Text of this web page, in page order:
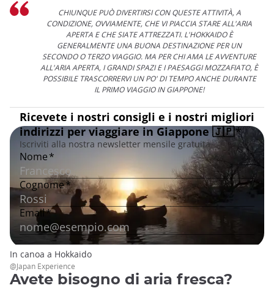
CHIUNQUE PUÒ DIVERTIRSI CON QUESTE ATTIVITÀ, A
CONDIZIONE, OVVIAMENTE, CHE VI PIACCIA STARE ALL'ARIA
APERTA E CHE SIATE ATTREZZATI. L'HOKKAIDO È
GENERALMENTE UNA BUONA DESTINAZIONE PER UN
SECONDO O TERZO VIAGGIO. MA PER CHI AMA LE AVVENTURE
ALL'ARIA APERTA, I GRANDI SPAZI E I PAESAGGI MOZZAFIATO, È
POSSIBILE TRASCORRERVI UN PO' DI TEMPO ANCHE DURANTE
IL PRIMO VIAGGIO IN GIAPPONE!
Avete bisogno di aria fresca?
In canoa a Hokkaido
@Japan Experience